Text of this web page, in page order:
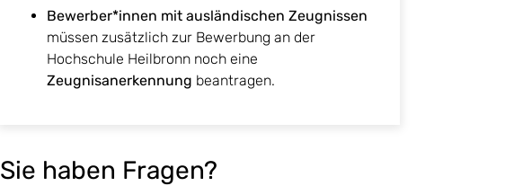
Bewerber*innen mit ausländischen Zeugnissen
müssen zusätzlich zur Bewerbung an der
Hochschule Heilbronn noch eine
Zeugnisanerkennung beantragen.
Sie haben Fragen?